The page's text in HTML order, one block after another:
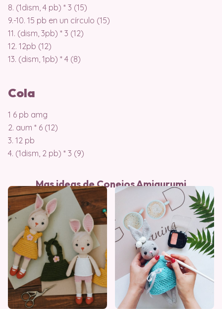
8. (1dism, 4 pb) * 3 (15)
9.-10. 15 pb en un círculo (15)
11. (dism, 3pb) * 3 (12)
12. 12pb (12)
13. (dism, 1pb) * 4 (8)
Cola
1 6 pb amg
2. aum * 6 (12)
3. 12 pb
4. (1dism, 2 pb) * 3 (9)
Mas ideas de Conejos Amigurumi